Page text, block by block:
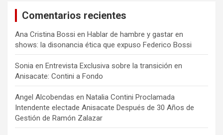
Comentarios recientes
Ana Cristina Bossi en Hablar de hambre y gastar en
shows: la disonancia ética que expuso Federico Bossi
Sonia en Entrevista Exclusiva sobre la transición en
Anisacate: Contini a Fondo
Angel Alcobendas en Natalia Contini Proclamada
Intendente electade Anisacate Después de 30 Años de
Gestión de Ramón Zalazar